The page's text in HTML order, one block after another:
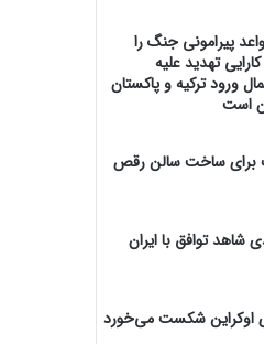
پیرامونی جنگ را
تهدید علیه
ورود ترکیه و پاکستان
است
برای ساخت سالن رقص
شاهد توافق با ایران
اوکراین شکست می‌خورد